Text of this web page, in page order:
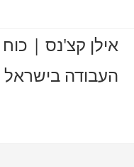
content
אילן קצ'נס | כוח
העבודה בישראל